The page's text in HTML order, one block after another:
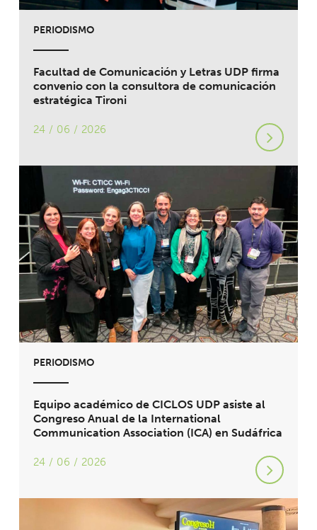
PERIODISMO
Facultad de Comunicación y Letras UDP firma
convenio con la consultora de comunicación
estratégica Tironi
24 / 06 / 2026
PERIODISMO
Equipo académico de CICLOS UDP asiste al
Congreso Anual de la International
Communication Association (ICA) en Sudáfrica
24 / 06 / 2026